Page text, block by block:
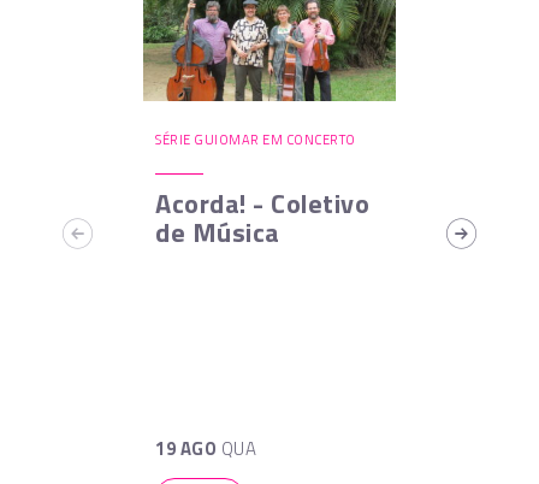
SÉRIE GUIOMAR EM CONCERTO
Acorda! - Coletivo
de Música
19 AGO QUA